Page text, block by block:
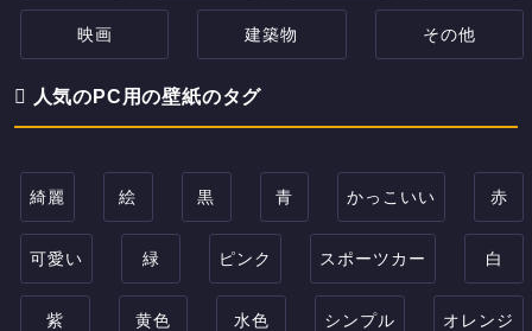
映画 建築物 その他
人気のPC用の壁紙のタグ
綺麗 絵 黒 青 かっこいい 赤
可愛い 緑 ピンク スポーツカー 白
紫 黄色 水色 シンプル オレンジ